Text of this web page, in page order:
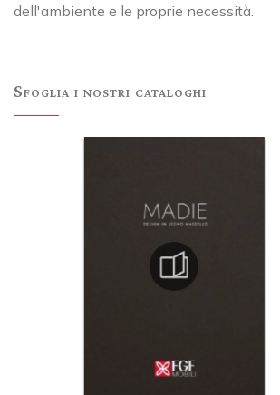
dell'ambiente e le proprie necessità.
Sfoglia i nostri cataloghi